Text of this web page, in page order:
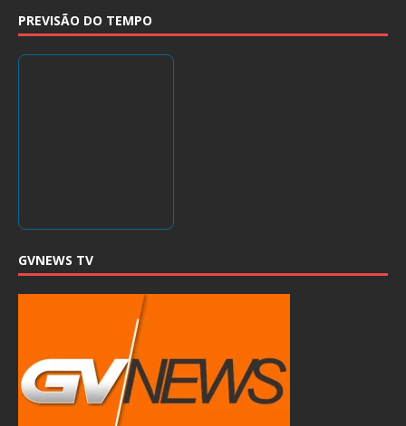
PREVISÃO DO TEMPO
GVNEWS TV